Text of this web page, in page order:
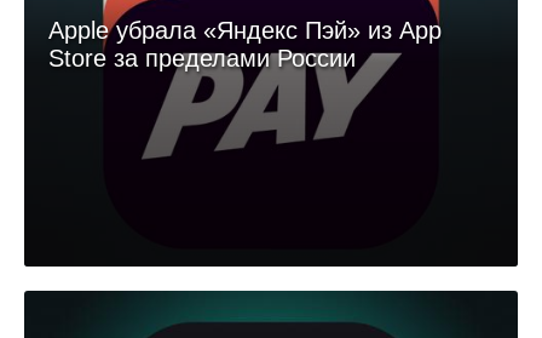
Apple убрала «Яндекс Пэй» из App
Store за пределами России